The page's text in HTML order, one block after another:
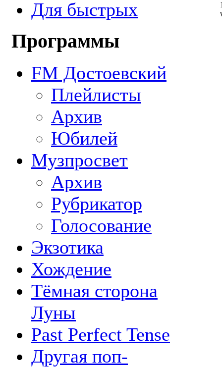
Для быстрых
Программы
FM Достоевский
Плейлисты
Архив
Юбилей
Музпросвет
Архив
Рубрикатор
Голосование
Экзотика
Хождение
Тёмная сторона
Луны
Past Perfect Tense
Другая поп-